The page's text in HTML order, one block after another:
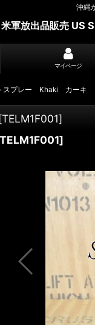
沖縄
米軍放出品販売 US
マイページ
スプレー Khaki カーキ
[TELM1F001]
TELM1F001]